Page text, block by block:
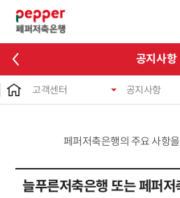
공지사항
고객센터 공지사항
페퍼저축은행의 주요 사항
늘푸른저축은행 또는 페퍼